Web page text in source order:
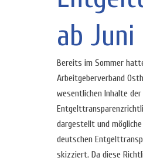
ab Juni
Bereits im Sommer
Arbeitgeberverband
wesentlichen Inhalte der
dargestellt und
deutschen
skizziert. Da diese